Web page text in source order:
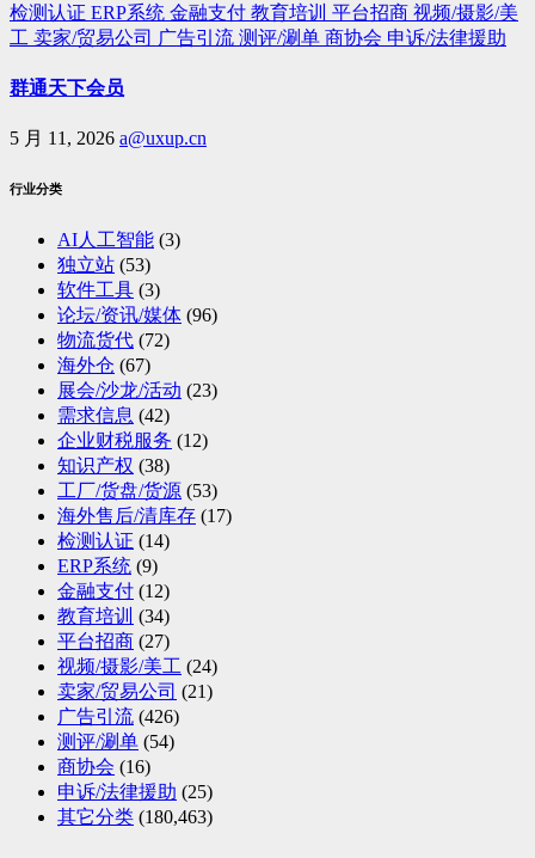
检测认证 ERP系统 金融支付 教育培训 平台招商 视频/摄影/美
工 卖家/贸易公司 广告引流 测评/涮单 商协会 申诉/法律援助
群通天下会员
5 月 11, 2026 a@uxup.cn
行业分类
AI人工智能 (3)
独立站 (53)
软件工具 (3)
论坛/资讯/媒体 (96)
物流货代 (72)
海外仓 (67)
展会/沙龙/活动 (23)
需求信息 (42)
企业财税服务 (12)
知识产权 (38)
工厂/货盘/货源 (53)
海外售后/清库存 (17)
检测认证 (14)
ERP系统 (9)
金融支付 (12)
教育培训 (34)
平台招商 (27)
视频/摄影/美工 (24)
卖家/贸易公司 (21)
广告引流 (426)
测评/涮单 (54)
商协会 (16)
申诉/法律援助 (25)
其它分类 (180,463)